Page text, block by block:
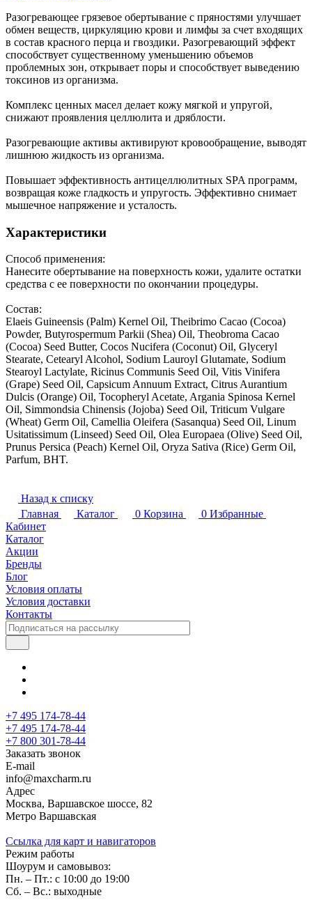
Разогревающее грязевое обертывание с пряностями улучшает
обмен веществ, циркуляцию крови и лимфы за счет входящих
в состав красного перца и гвоздики. Разогревающий эффект
способствует существенному уменьшению объемов
проблемных зон, открывает поры и способствует выведению
токсинов из организма.
Комплекс ценных масел делает кожу мягкой и упругой,
снижают проявления целлюлита и дряблости.
Разогревающие активы активируют кровообращение, выводят
лишнюю жидкость из организма.
Повышает эффективность антицеллюлитных SPA программ,
возвращая коже гладкость и упругость. Эффективно снимает
мышечное напряжение и усталость.
Характеристики
Способ применения:
Нанесите обертывание на поверхность кожи, удалите остатки
средства с ее поверхности по окончании процедуры.
Состав:
Elaeis Guineensis (Palm) Kernel Oil, Theibrimo Cacao (Cocoa)
Powder, Butyrospermum Parkii (Shea) Oil, Theobroma Cacao
(Cocoa) Seed Butter, Cocos Nucifera (Coconut) Oil, Glyceryl
Stearate, Cetearyl Alcohol, Sodium Lauroyl Glutamate, Sodium
Stearoyl Lactylate, Ricinus Communis Seed Oil, Vitis Vinifera
(Grape) Seed Oil, Capsicum Annuum Extract, Citrus Aurantium
Dulcis (Orange) Oil, Tocopheryl Acetate, Argania Spinosa Kernel
Oil, Simmondsia Chinensis (Jojoba) Seed Oil, Triticum Vulgare
(Wheat) Germ Oil, Camellia Oleifera (Sasanqua) Seed Oil, Linum
Usitatissimum (Linseed) Seed Oil, Olea Europaea (Olive) Seed Oil,
Prunus Persica (Peach) Kernel Oil, Oryza Sativa (Rice) Germ Oil,
Parfum, BHT.
Назад к списку
Главная
Каталог 0 Корзина 0 Избранные
Кабинет
Каталог
Акции
Бренды
Блог
Условия оплаты
Условия доставки
Контакты
+7 495 174-78-44
+7 495 174-78-44
+7 800 301-78-44
Заказать звонок
E-mail
info@maxcharm.ru
Адрес
Москва, Варшавское шоссе, 82
Метро Варшавская
Ссылка для карт и навигаторов
Режим работы
Шоурум и самовывоз:
Пн. – Пт.: с 10:00 до 19:00
Сб. – Вс.: выходные